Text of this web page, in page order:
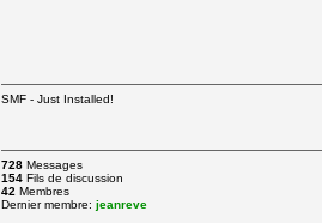
SMF - Just Installed!
728 Messages
154 Fils de discussion
42 Membres
Dernier membre: jeanreve